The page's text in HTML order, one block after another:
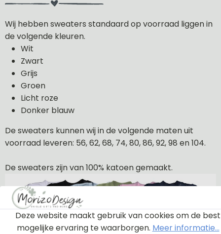
Wij hebben sweaters standaard op voorraad liggen in
de volgende kleuren.
Wit
Zwart
Grijs
Groen
Licht roze
Donker blauw
De sweaters kunnen wij in de volgende maten uit
voorraad leveren: 56, 62, 68, 74, 80, 86, 92, 98 en 104.
De sweaters zijn van 100% katoen gemaakt.
Deze website maakt gebruik van cookies om de best
mogelijke ervaring te waarborgen. Meer informatie...